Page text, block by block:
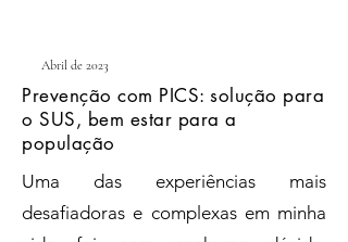
Abril de 2023
Prevenção com PICS: solução para
o SUS, bem estar para a
população
Uma das experiências mais
desafiadoras e complexas em minha